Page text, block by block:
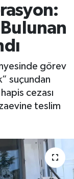
Bulunan
görev
suçundan
cezası
teslim